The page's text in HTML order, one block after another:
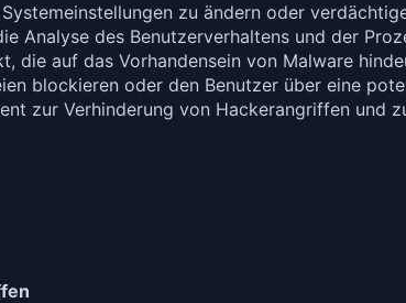
zu ändern oder
Analyse des Benutzerverhaltens und der
auf das Vorhandensein von Malware
blockieren oder den Benutzer über eine
zur Verhinderung von Hackerangriffen und